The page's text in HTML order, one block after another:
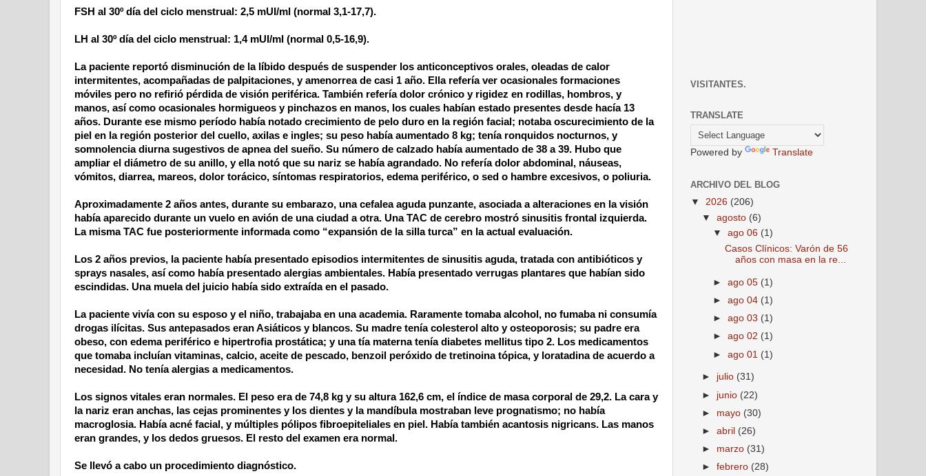
FSH al 30º día del ciclo menstrual: 2,5 mUI/ml (normal 3,1-17,7).
LH al 30º día del ciclo menstrual: 1,4 mUI/ml (normal 0,5-16,9).
La paciente reportó disminución de la líbido después de suspender los anticonceptivos orales, oleadas de calor
intermitentes, acompañadas de palpitaciones, y amenorrea de casi 1 año. Ella refería ver ocasionales formaciones
móviles pero no refirió pérdida de visión periférica. También refería dolor crónico y rigidez en rodillas, hombros, y
manos, así como ocasionales hormigueos y pinchazos en manos, los cuales habían estado presentes desde hacía 13
años. Durante ese mismo período había notado crecimiento de pelo duro en la región facial; notaba oscurecimiento de la
piel en la región posterior del cuello, axilas e ingles; su peso había aumentado 8 kg; tenía ronquidos nocturnos, y
somnolencia diurna sugestivos de apnea del sueño. Su número de calzado había aumentado de 38 a39. Hubo que
ampliar el diámetro de su anillo, y ella notó que su nariz se había agrandado. No refería dolor abdominal, náuseas,
vómitos, diarrea, mareos, dolor torácico, síntomas respiratorios, edema periférico, o sed o hambre excesivos, o poliuria.
Aproximadamente 2 años antes, durante su embarazo, una cefalea aguda punzante, asociada a alteraciones en la visión
había aparecido durante un vuelo en avión de una ciudad a otra. Una TAC de cerebro mostró sinusitis frontal izquierda.
La misma TAC fue posteriormente informada como “expansión de la silla turca” en la actual evaluación.
Los 2 años previos, la paciente había presentado episodios intermitentes de sinusitis aguda, tratada con antibióticos y
sprays nasales, así como había presentado alergias ambientales. Había presentado verrugas plantares que habían sido
escindidas. Una muela del juicio había sido extraída en el pasado.
La paciente vivía con su esposo y el niño, trabajaba en una academia. Raramente tomaba alcohol, no fumaba ni consumía
drogas ilícitas. Sus antepasados eran Asiáticos y blancos. Su madre tenía colesterol alto y osteoporosis; su padre era
obeso, con edema periférico e hipertrofia prostática; y una tía materna tenía diabetes mellitus tipo 2. Los medicamentos
que tomaba incluían vitaminas, calcio, aceite de pescado, benzoil peróxido de tretinoina tópica, y loratadina de acuerdo a
necesidad. No tenía alergias a medicamentos.
Los signos vitales eran normales. El peso era de 74,8 kg y su altura 162,6 cm, el índice de masa corporal de 29,2. La cara y
la nariz eran anchas, las cejas prominentes y los dientes y la mandíbula mostraban leve prognatismo; no había
macroglosia. Había acné facial, y múltiples pólipos fibroepiteliales en piel. Había también acantosis nigricans. Las manos
eran grandes, y los dedos gruesos. El resto del examen era normal.
Se llevó a cabo un procedimiento diagnóstico.
VISITANTES.
TRANSLATE
Powered by Translate
ARCHIVO DEL BLOG
▼ 2026 (206)
▼agosto (6)
▼ago 06 (1)
Casos Clínicos: Varón de 56
años con masa en la re...
►ago 05 (1)
►ago 04 (1)
►ago 03 (1)
►ago 02 (1)
►ago 01 (1)
► julio (31)
► junio (22)
► mayo (30)
►abril (26)
► marzo (31)
►febrero (28)